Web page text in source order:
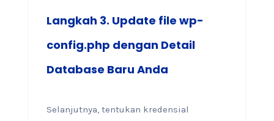
Langkah 3. Update file wp-
config.php dengan Detail
Database Baru Anda
Selanjutnya, tentukan kredensial